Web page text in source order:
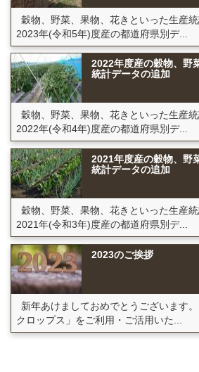
穀物、野菜、果物、花きといった生産統
2023年(令和5年)度産の都道府県別デ...
2022年度産の穀物、野
統計データの追加
穀物、野菜、果物、花きといった生産統
2022年(令和4年)度産の都道府県別デ...
2021年度産の穀物、野
統計データの追加
穀物、野菜、果物、花きといった生産統
2021年(令和3年)度産の都道府県別デ...
2023のご挨拶
新年あけましておめでとうございます
クロップス」をご利用・ご活用いた...